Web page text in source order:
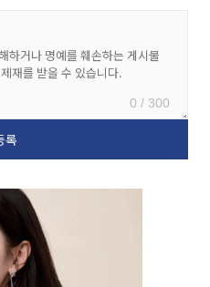
0 / 300